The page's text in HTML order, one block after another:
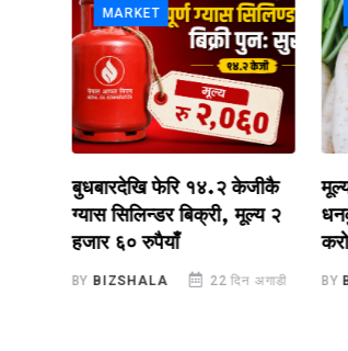
MARKET
बुधबारदेखि फेरि १४.२ केजीकै
ग्यास सिलिन्डर बिक्री, मूल्य २
हजार ६० रुपैयाँ
BYBIZSHALA 22 दिन अगाडी
मूल्य
BY